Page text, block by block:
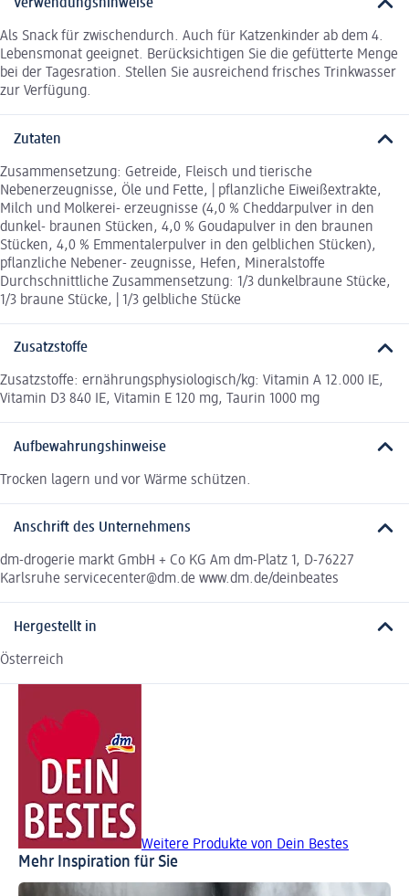
Verwendungshinweise
Als Snack für zwischendurch. Auch für Katzenkinder ab dem 4.
Lebensmonat geeignet. Berücksichtigen Sie die gefütterte Menge
bei der Tagesration. Stellen Sie ausreichend frisches Trinkwasser
zur Verfügung.
Zutaten
Zusammensetzung: Getreide, Fleisch und tierische
Nebenerzeugnisse, Öle und Fette, | pflanzliche Eiweißextrakte,
Milch und Molkerei- erzeugnisse (4,0 % Cheddarpulver in den
dunkel- braunen Stücken, 4,0 % Goudapulver in den braunen
Stücken, 4,0 % Emmentalerpulver in den gelblichen Stücken),
pflanzliche Nebener- zeugnisse, Hefen, Mineralstoffe
Durchschnittliche Zusammensetzung: 1/3 dunkelbraune Stücke,
1/3 braune Stücke, | 1/3 gelbliche Stücke
Zusatzstoffe
Zusatzstoffe: ernährungsphysiologisch/kg: Vitamin A 12.000 IE,
Vitamin D3 840 IE, Vitamin E 120 mg, Taurin 1000 mg
Aufbewahrungshinweise
Trocken lagern und vor Wärme schützen.
Anschrift des Unternehmens
dm-drogerie markt GmbH + Co KG Am dm-Platz 1, D-76227
Karlsruhe servicecenter@dm.de www.dm.de/deinbeates
Hergestellt in
Österreich
Weitere Produkte von Dein Bestes
Mehr Inspiration für Sie